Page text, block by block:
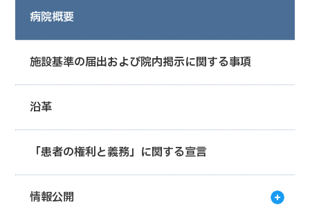
病院概要
施設基準の届出および院内掲示に関する事項
沿革
「患者の権利と義務」に関する宣言
情報公開